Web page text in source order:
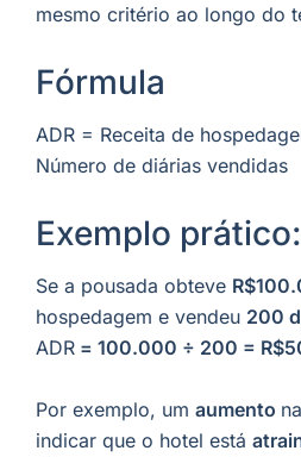
mesmo critério ao longo do
Fórmula
ADR = Receita de
Número de diárias vendidas
Exemplo prático:
Se a pousada obteve
hospedagem e vendeu 200
ADR = 100.000 ÷ 200 =
Por exemplo, um aumento
indicar que o hotel está